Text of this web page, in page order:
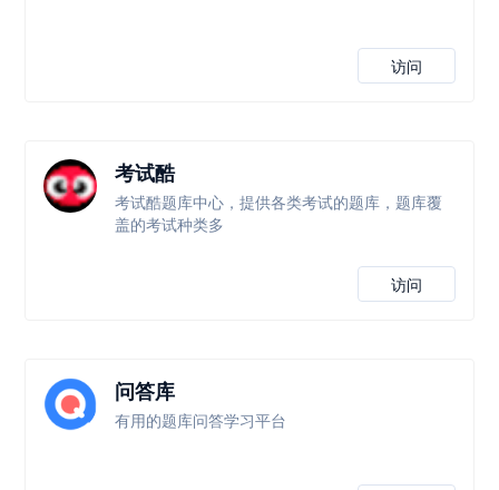
访问
考试酷
考试酷题库中心，提供各类考试的题库，题库覆
盖的考试种类多
访问
问答库
有用的题库问答学习平台